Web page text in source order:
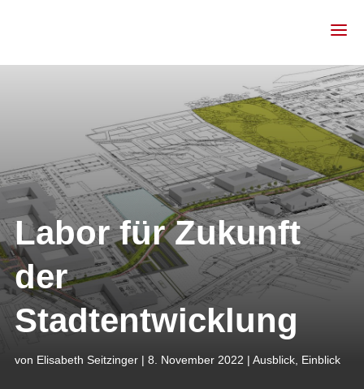
Labor für Zukunft
der
Stadtentwicklung
von Elisabeth Seitzinger| 8. November 2022 | Ausblick, Einblick